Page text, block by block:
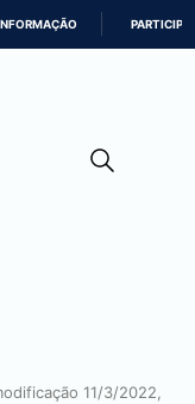
PARTICIPE
11/3/2022,